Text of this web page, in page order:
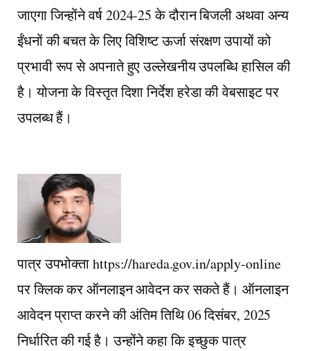
जाएगा जिन्होंने वर्ष 2024-25 के दौरान बिजली अथवा अन्य
ईंधनों की बचत के लिए विशिष्ट ऊर्जा संरक्षण उपायों को
प्रभावी रूप से अपनाते हुए उल्लेखनीय उपलब्धि हासिल की
है। योजना के विस्तृत दिशा निर्देश हरेडा की वेबसाइट पर
उपलब्ध हैं।
पात्र उपभोक्ता https://hareda.gov.in/apply-online
पर क्लिक कर ऑनलाइन आवेदन कर सकते हैं। ऑनलाइन
आवेदन प्राप्त करने की अंतिम तिथि 06 दिसंबर, 2025
निर्धारित की गई है। उन्होंने कहा कि इच्छुक पात्र